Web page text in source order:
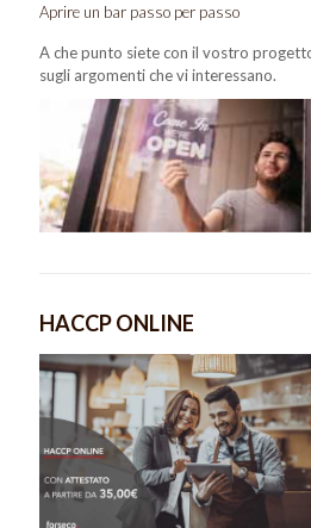
Aprire un bar passo per passo
A che punto siete con il vostro
sugli argomenti che vi interessano.
HACCP ONLINE